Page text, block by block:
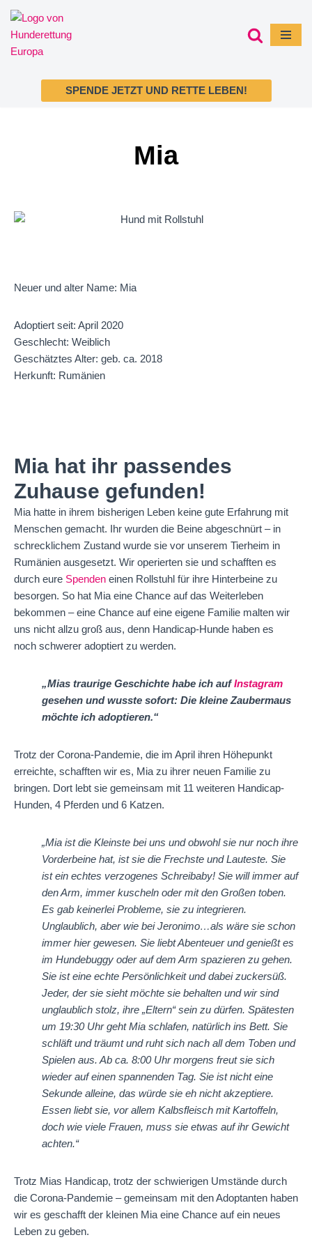
Zum
Inhalt
SPENDE JETZT UND RETTE LEBEN!
Mia
Neuer und alter Name: Mia
Adoptiert seit: April 2020
Geschlecht: Weiblich
Geschätztes Alter: geb. ca. 2018
Herkunft: Rumänien
Mia hat ihr passendes
Zuhause gefunden!
Mia hatte in ihrem bisherigen Leben keine gute Erfahrung mit
Menschen gemacht. Ihr wurden die Beine abgeschnürt – in
schrecklichem Zustand wurde sie vor unserem Tierheim in
Rumänien ausgesetzt. Wir operierten sie und schafften es
durch eure Spenden einen Rollstuhl für ihre Hinterbeine zu
besorgen. So hat Mia eine Chance auf das Weiterleben
bekommen – eine Chance auf eine eigene Familie malten wir
uns nicht allzu groß aus, denn Handicap-Hunde haben es
noch schwerer adoptiert zu werden.
„Mias traurige Geschichte habe ich aufInstagram
gesehen und wusste sofort: Die kleine Zaubermaus
möchte ich adoptieren.“
Trotz der Corona-Pandemie, die im April ihren Höhepunkt
erreichte, schafften wir es, Mia zu ihrer neuen Familie zu
bringen. Dort lebt sie gemeinsam mit 11 weiteren Handicap-
Hunden, 4 Pferden und 6 Katzen.
„Mia ist die Kleinste bei uns und obwohl sie nur noch ihre
Vorderbeine hat, ist sie die Frechste und Lauteste. Sie
ist ein echtes verzogenes Schreibaby! Sie will immer auf
den Arm, immer kuscheln oder mit den Großen toben.
Es gab keinerlei Probleme, sie zu integrieren.
Unglaublich, aber wie bei Jeronimo…als wäre sie schon
immer hier gewesen. Sie liebt Abenteuer und genießt es
im Hundebuggy oder auf dem Arm spazieren zu gehen.
Sie ist eine echte Persönlichkeit und dabei zuckersüß.
Jeder, der sie sieht möchte sie behalten und wir sind
unglaublich stolz, ihre „Eltern“ sein zu dürfen. Spätesten
um 19:30 Uhr geht Mia schlafen, natürlich ins Bett. Sie
schläft und träumt und ruht sich nach all dem Toben und
Spielen aus. Ab ca. 8:00 Uhr morgens freut sie sich
wieder auf einen spannenden Tag. Sie ist nicht eine
Sekunde alleine, das würde sie eh nicht akzeptiere.
Essen liebt sie, vor allem Kalbsfleisch mit Kartoffeln,
doch wie viele Frauen, muss sie etwas auf ihr Gewicht
achten.“
Trotz Mias Handicap, trotz der schwierigen Umstände durch
die Corona-Pandemie – gemeinsam mit den Adoptanten haben
wir es geschafft der kleinen Mia eine Chance auf ein neues
Leben zu geben.